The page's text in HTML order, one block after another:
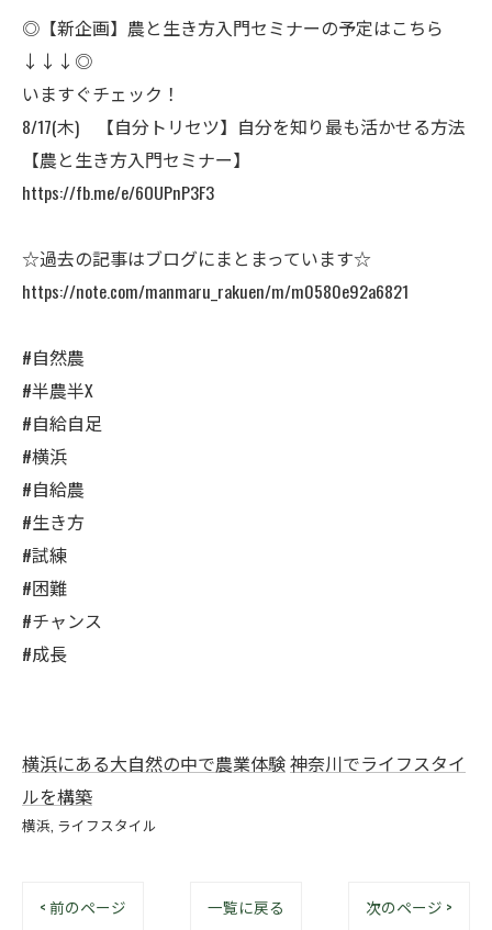
◎【新企画】農と生き方入門セミナーの予定はこちら
↓↓↓◎
いますぐチェック！
8/17(木) 【自分トリセツ】自分を知り最も活かせる方法
【農と生き方入門セミナー】
https://fb.me/e/6OUPnP3F3
☆過去の記事はブログにまとまっています☆
https://note.com/manmaru_rakuen/m/m0580e92a6821
#自然農
#半農半X
#自給自足
#横浜
#自給農
#生き方
#試練
#困難
#チャンス
#成長
横浜にある大自然の中で農業体験神奈川でライフスタイ
ルを構築
横浜 ライフスタイル
< 前のページ 一覧に戻る 次のページ >